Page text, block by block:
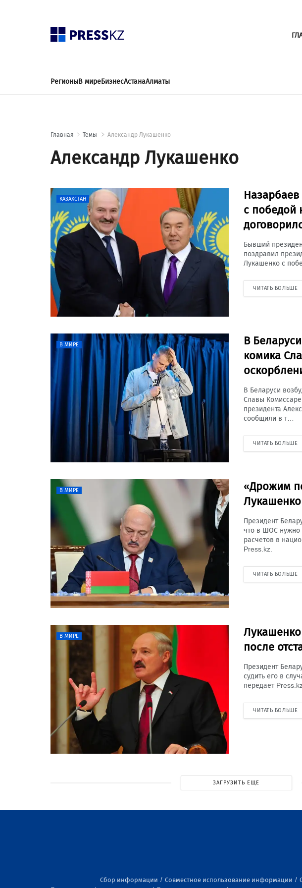
РегионыВ миреБизнесАстанаАлматы
Главная Темы Александр Лукашенко
Александр Лукашенко
КАЗАХСТАН
с победой
Бывший
поздравил
Лукашенко с
ЧИТАТЬ БОЛЬШЕ
В МИРЕ
В
комика
В Беларуси
Славы
президента
сообщили в т…
ЧИТАТЬ БОЛЬШЕ
В МИРЕ
«Дрожим
Президент
что в ШОС нужно
расчетов в
Press.kz.
ЧИТАТЬ БОЛЬШЕ
В МИРЕ
Лукашенко
после
Президент
судить его в
передает
ЧИТАТЬ БОЛЬШЕ
ЗАГРУЗИТЬ ЕЩЕ
Сбор информации Совместное использование информации